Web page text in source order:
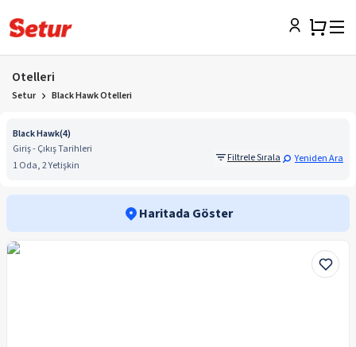
Otelleri
Setur Black Hawk Otelleri
Black Hawk(4)
Giriş - Çıkış Tarihleri
1 Oda, 2 Yetişkin
Filtrele Sırala Yeniden Ara
Haritada Göster